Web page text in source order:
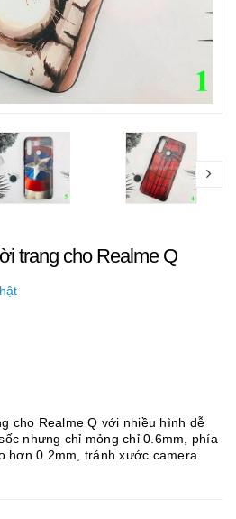
trang cho Realme Q
cho Realme Q với nhiều hình dễ
nhưng chỉ mỏng chỉ 0.6mm, phía
hơn 0.2mm, tránh xước camera.